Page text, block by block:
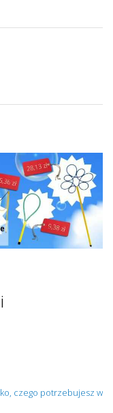
czego potrzebujesz w